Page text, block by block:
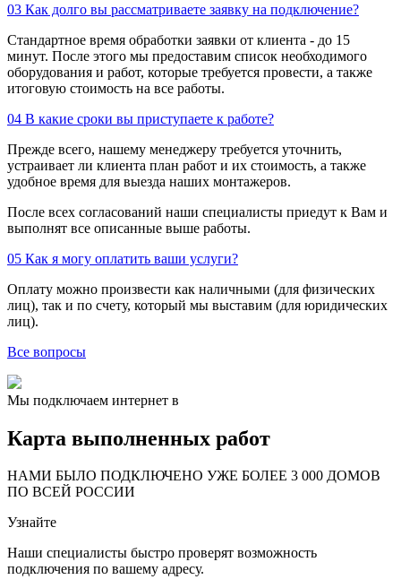
03 Как долго вы рассматриваете заявку на подключение?
Стандартное время обработки заявки от клиента - до 15
минут. После этого мы предоставим список необходимого
оборудования и работ, которые требуется провести, а также
итоговую стоимость на все работы.
04 В какие сроки вы приступаете к работе?
Прежде всего, нашему менеджеру требуется уточнить,
устраивает ли клиента план работ и их стоимость, а также
удобное время для выезда наших монтажеров.
После всех согласований наши специалисты приедут к Вам и
выполнят все описанные выше работы.
05 Как я могу оплатить ваши услуги?
Оплату можно произвести как наличными (для физических
лиц), так и по счету, который мы выставим (для юридических
лиц).
Все вопросы
Мы подключаем интернет в
Карта выполненных работ
НАМИ БЫЛО ПОДКЛЮЧЕНО УЖЕ БОЛЕЕ 3 000 ДОМОВ
ПО ВСЕЙ РОССИИ
57
163
29
99
78
48
Узнайте
Наши специалисты быстро проверят возможность
подключения по вашему адресу.